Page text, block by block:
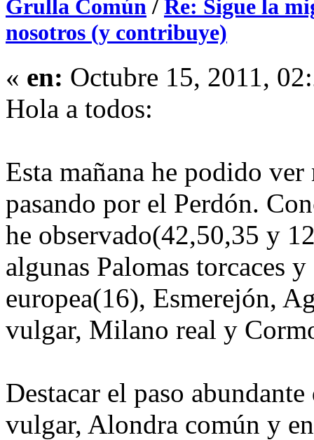
Grulla Común / Re: Sigue la
nosotros (y contribuye)
« en: Octubre 15, 2011,
Hola a todos:
Esta mañana he podido
pasando por el Perdón.
he observado(42,50,35 y
algunas Palomas torcaces
europea(16), Esmerejón,
vulgar, Milano real y
Destacar el paso
vulgar, Alondra común y